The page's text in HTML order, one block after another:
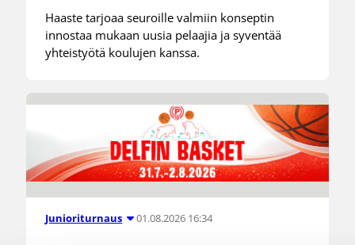
Haaste tarjoaa seuroille valmiin konseptin
innostaa mukaan uusia pelaajia ja syventää
yhteistyötä koulujen kanssa.
Junioriturnaus 01.08.2026 16:34